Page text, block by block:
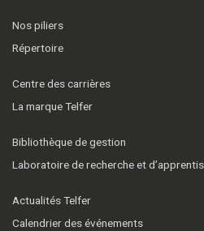
Nos piliers
Répertoire
Centre des carrières
La marque Telfer
Bibliothèque de gestion
Laboratoire de recherche et
Actualités Telfer
Calendrier des événements